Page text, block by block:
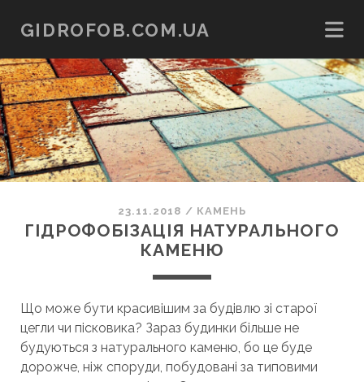
GIDROFOB.COM.UA
23.11.2018 / КАМЕНЬ
ГІДРОФОБІЗАЦІЯ НАТУРАЛЬНОГО
КАМЕНЮ
Що може бути красивішим за будівлю зі старої
цегли чи пісковика? Зараз будинки більше не
будуються з натурального каменю, бо це буде
дорожче, ніж споруди, побудовані за типовими